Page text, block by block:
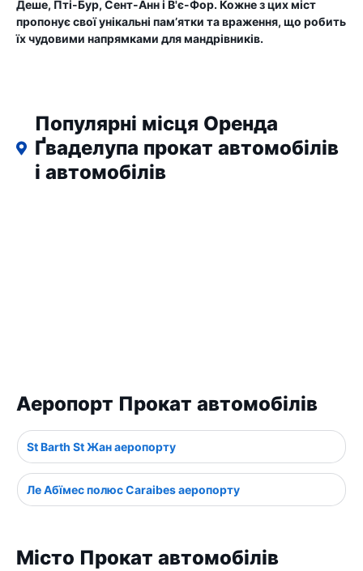
Деше, Пті-Бур, Сент-Анн і В'є-Фор. Кожне з цих міст
пропонує свої унікальні пам’ятки та враження, що робить
їх чудовими напрямками для мандрівників.
Популярні місця Оренда
Ґваделупа прокат автомобілів
і автомобілів
Аеропорт Прокат автомобілів
St Barth St Жан аеропорту
Ле Абїмес полюс Caraibes аеропорту
Місто Прокат автомобілів